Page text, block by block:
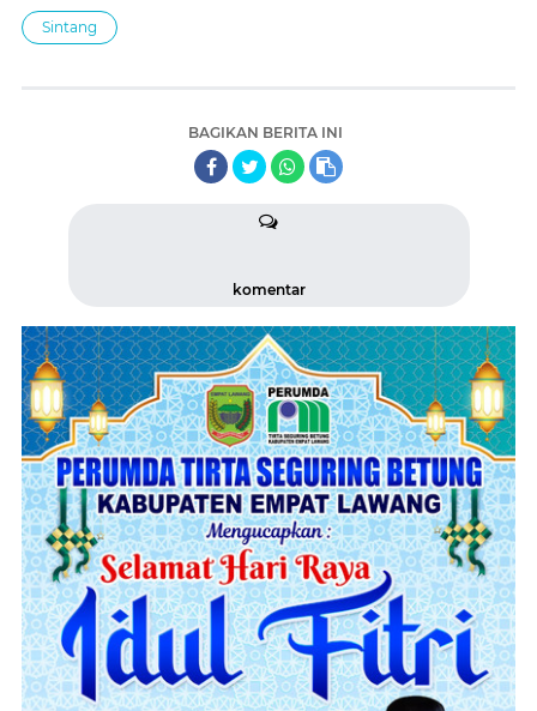
Sintang
BAGIKAN BERITA INI
komentar